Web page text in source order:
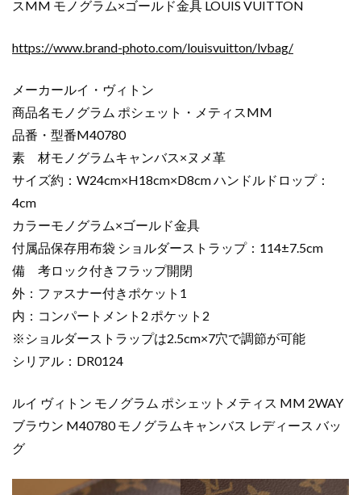
スMM モノグラム×ゴールド金具 LOUIS VUITTON
https://www.brand-photo.com/louisvuitton/lvbag/
メーカールイ・ヴィトン
商品名モノグラム ポシェット・メティスMM
品番・型番M40780
素 材モノグラムキャンバス×ヌメ革
サイズ約：W24cm×H18cm×D8cm ハンドルドロップ：
4cm
カラーモノグラム×ゴールド金具
付属品保存用布袋 ショルダーストラップ：114±7.5cm
備 考ロック付きフラップ開閉
外：ファスナー付きポケット1
内：コンパートメント2 ポケット2
※ショルダーストラップは2.5cm×7穴で調節が可能
シリアル：DR0124
ルイ ヴィトン モノグラム ポシェットメティス MM 2WAY
ブラウン M40780 モノグラムキャンバス レディース バッ
グ